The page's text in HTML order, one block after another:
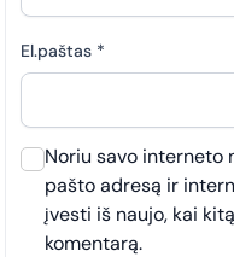
El.paštas *
Noriu savo interneto
pašto adresą ir
įvesti iš naujo, kai
komentarą.